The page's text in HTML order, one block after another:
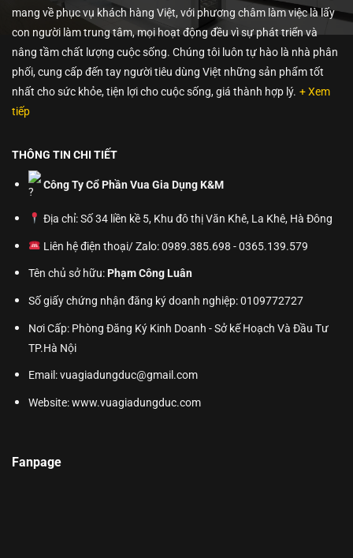
mang về phục vụ khách hàng Việt, với phương châm làm việc là lấy
con người làm trung tâm, mọi hoạt động đều vì sự phát triển và
nâng tầm chất lượng cuộc sống. Chúng tôi luôn tự hào là nhà phân
phối, cung cấp đến tay người tiêu dùng Việt những sản phẩm tốt
nhất cho sức khỏe, tiện lợi cho cuộc sống, giá thành hợp lý. + Xem
tiếp
THÔNG TIN CHI TIẾT
Công Ty Cổ Phần Vua Gia Dụng K&M
Địa chỉ: Số 34 liền kề 5, Khu đô thị Văn Khê, La Khê, Hà Đông
Liên hệ điện thoại/ Zalo: 0989.385.698 - 0365.139.579
Tên chủ sở hữu:Phạm Công Luân
Số giấy chứng nhận đăng ký doanh nghiệp: 0109772727
Nơi Cấp: Phòng Đăng Ký Kinh Doanh - Sở kế Hoạch Và Đầu Tư
TP.Hà Nội
Email: vuagiadungduc@gmail.com
Website:www.vuagiadungduc.com
Fanpage